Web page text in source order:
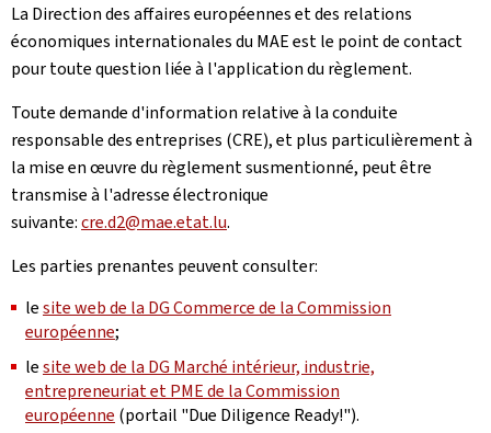
La Direction des affaires européennes et des relations
économiques internationales du MAE est le point de contact
pour toute question liée à l'application du règlement.
Toute demande d'information relative à la conduite
responsable des entreprises (CRE), et plus particulièrement à
la mise en œuvre du règlement susmentionné, peut être
transmise à l'adresse électronique
suivante:cre.d2@mae.etat.lu.
Les parties prenantes peuvent consulter:
lesite web de la DG Commerce de la Commission
européenne;
lesite web de la DG Marché intérieur, industrie,
entrepreneuriat et PME de la Commission
européenne (portail "Due Diligence Ready!").